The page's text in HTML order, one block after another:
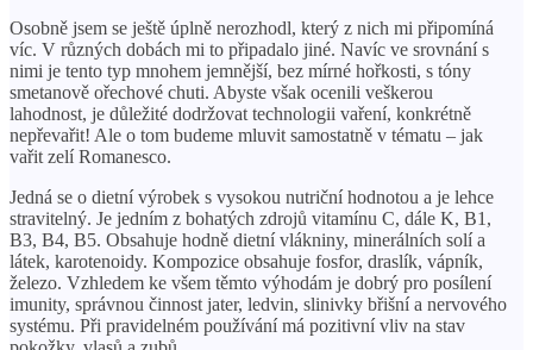
Osobně jsem se ještě úplně nerozhodl, který z nich mi připomíná
víc. V různých dobách mi to připadalo jiné. Navíc ve srovnání s
nimi je tento typ mnohem jemnější, bez mírné hořkosti, s tóny
smetanově ořechové chuti. Abyste však ocenili veškerou
lahodnost, je důležité dodržovat technologii vaření, konkrétně
nepřevařit! Ale o tom budeme mluvit samostatně v tématu – jak
vařit zelí Romanesco.
Jedná se o dietní výrobek s vysokou nutriční hodnotou a je lehce
stravitelný. Je jedním z bohatých zdrojů vitamínu C, dále K, B1,
B3, B4, B5. Obsahuje hodně dietní vlákniny, minerálních solí a
látek, karotenoidy. Kompozice obsahuje fosfor, draslík, vápník,
železo. Vzhledem ke všem těmto výhodám je dobrý pro posílení
imunity, správnou činnost jater, ledvin, slinivky břišní a nervového
systému. Při pravidelném používání má pozitivní vliv na stav